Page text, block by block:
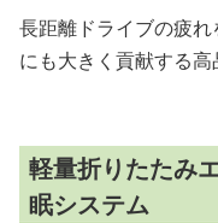
長距離ドライブの疲
にも大きく貢献する高
軽量折りたたみ
眠システム